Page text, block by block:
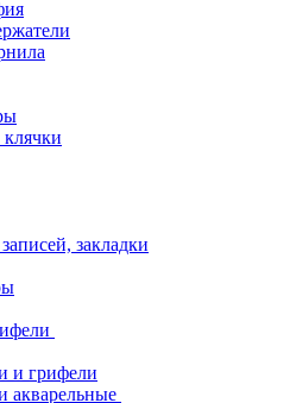
закладки
и грифели
акварельные